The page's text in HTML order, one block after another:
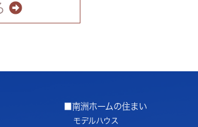
■南洲ホームの住まい
モデルハウス